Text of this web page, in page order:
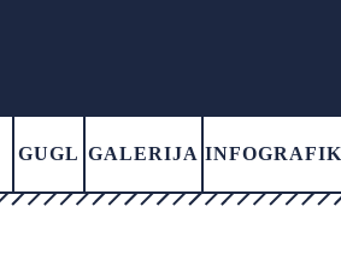
GUGL GALERIJA